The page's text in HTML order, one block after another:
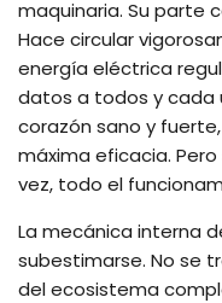
maquinaria. Su parte
Hace circular
energía eléctrica
datos a todos y cada
corazón sano y
máxima eficacia.
vez, todo el
La mecánica interna
subestimarse. No se
del ecosistema